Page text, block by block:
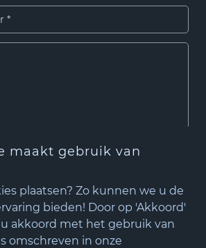
maakt gebruik van
plaatsen? Zo kunnen we u de
bieden! Door op 'Akkoord'
akkoord met het gebruik van
omschreven in onze
06 82
|Cookiebeleid|Privacybeleid